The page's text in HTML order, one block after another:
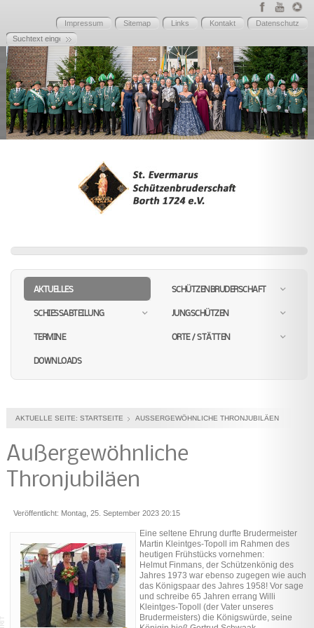
Impressum Sitemap Links Kontakt Datenschutz
AKTUELLES SCHÜTZENBRUDERSCHAFT
SCHIESSABTEILUNG JUNGSCHÜTZEN
TERMINE ORTE / STÄTTEN
DOWNLOADS
AKTUELLE SEITE: STARTSEITE AUSSERGEWÖHNLICHE THRONJUBILÄEN
Außergewöhnliche
Thronjubiläen
Veröffentlicht: Montag, 25. September 2023 20:15
Eine seltene Ehrung durfte Brudermeister
Martin Kleintges-Topoll im Rahmen des
heutigen Frühstücks vornehmen:
Helmut Finmans, der Schützenkönig des
Jahres 1973 war ebenso zugegen wie auch
das Königspaar des Jahres 1958! Vor sage
und schreibe 65 Jahren errang Willi
Kleintges-Topoll (der Vater unseres
Brudermeisters) die Königswürde, seine